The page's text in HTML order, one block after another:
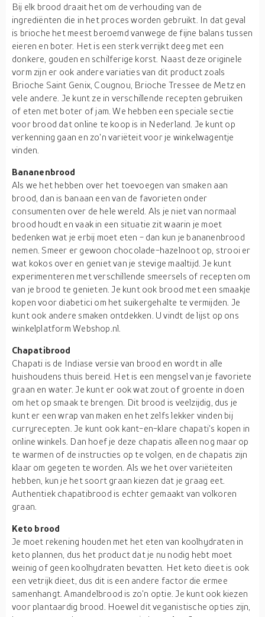
Bij elk brood draait het om de verhouding van de
ingrediënten die in het proces worden gebruikt. In dat geval
is brioche het meest beroemd vanwege de fijne balans tussen
eieren en boter. Het is een sterk verrijkt deeg met een
donkere, gouden en schilferige korst. Naast deze originele
vorm zijn er ook andere variaties van dit product zoals
Brioche Saint Genix, Cougnou, Brioche Tressee de Metz en
vele andere. Je kunt ze in verschillende recepten gebruiken
of eten met boter of jam. We hebben een speciale sectie
voor brood dat online te koop is in Nederland. Je kunt op
verkenning gaan en zo'n variëteit voor je winkelwagentje
vinden.
Bananenbrood
Als we het hebben over het toevoegen van smaken aan
brood, dan is banaan een van de favorieten onder
consumenten over de hele wereld. Als je niet van normaal
brood houdt en vaak in een situatie zit waarin je moet
bedenken wat je erbij moet eten - dan kun je bananenbrood
nemen. Smeer er gewoon chocolade-hazelnoot op, strooi er
wat kokos over en geniet van je stevige maaltijd. Je kunt
experimenteren met verschillende smeersels of recepten om
van je brood te genieten. Je kunt ook brood met een smaakje
kopen voor diabetici om het suikergehalte te vermijden. Je
kunt ook andere smaken ontdekken. U vindt de lijst op ons
winkelplatform Webshop.nl.
Chapatibrood
Chapati is de Indiase versie van brood en wordt in alle
huishoudens thuis bereid. Het is een mengsel van je favoriete
graan en water. Je kunt er ook wat zout of groente in doen
om het op smaak te brengen. Dit brood is veelzijdig, dus je
kunt er een wrap van maken en het zelfs lekker vinden bij
curryrecepten. Je kunt ook kant-en-klare chapati's kopen in
online winkels. Dan hoef je deze chapatis alleen nog maar op
te warmen of de instructies op te volgen, en de chapatis zijn
klaar om gegeten te worden. Als we het over variëteiten
hebben, kun je het soort graan kiezen dat je graag eet.
Authentiek chapatibrood is echter gemaakt van volkoren
graan.
Keto brood
Je moet rekening houden met het eten van koolhydraten in
keto plannen, dus het product dat je nu nodig hebt moet
weinig of geen koolhydraten bevatten. Het keto dieet is ook
een vetrijk dieet, dus dit is een andere factor die ermee
samenhangt. Amandelbrood is zo'n optie. Je kunt ook kiezen
voor plantaardig brood. Hoewel dit veganistische opties zijn,